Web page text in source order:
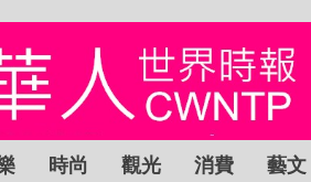
時尚 觀光 消費 藝文